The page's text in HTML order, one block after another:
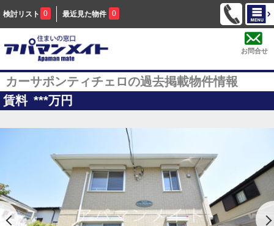
検討リスト 0 最近見た物件 0
お問合せ
カーサポンティチェロの過去掲載物件情報
賃料 ***万円